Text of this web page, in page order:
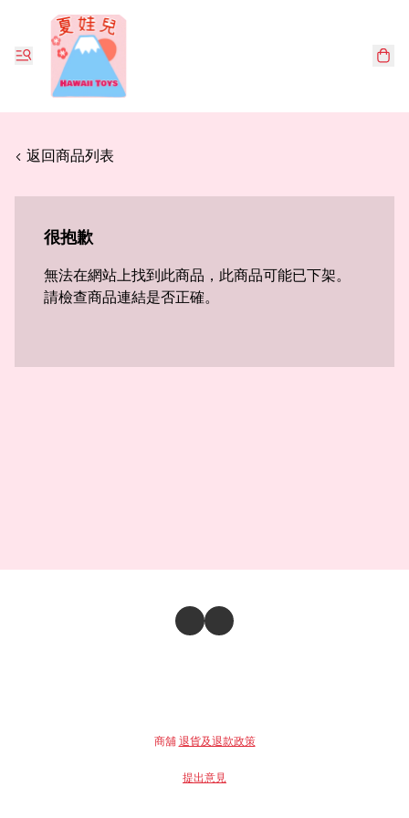
< 返回商品列表
很抱歉
無法在網站上找到此商品，此商品可能已下架。
請檢查商品連結是否正確。
商舖 退貨及退款政策
提出意見